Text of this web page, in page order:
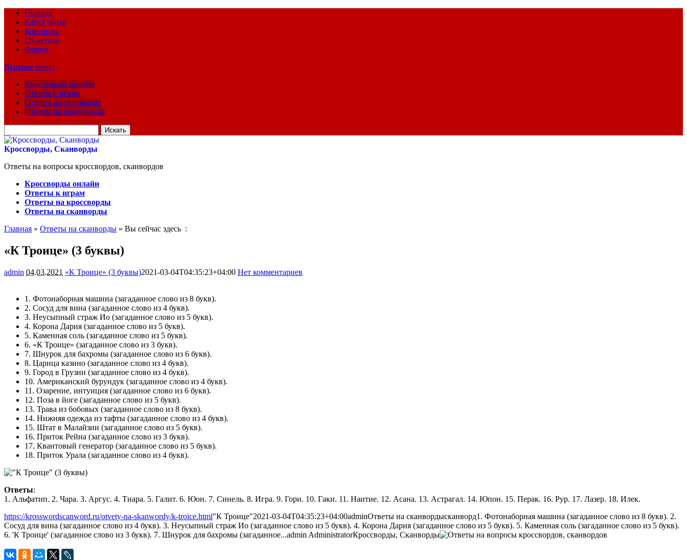
Главная
Карта сайта
Контакты
Об авторе
Форум
Верхнее меню
Кроссворды онлайн
Ответы к играм
Ответы на сканворды
Ответы на кроссворды
для:
Кроссворды, Сканворды
Ответы на вопросы кроссвордов, сканвордов
Кроссворды онлайн
Ответы к играм
Ответы на кроссворды
Ответы на сканворды
Главная » Ответы на сканворды » Вы сейчас здесь :
«К Троице» (3 буквы)
admin 04.03.2021 «К Троице» (3 буквы)2021-03-04T04:35:23+04:00 Нет комментариев
1. Фотонаборная машина (загаданное слово из 8 букв).
2. Сосуд для вина (загаданное слово из 4 букв).
3. Неусыпный страж Ио (загаданное слово из 5 букв).
4. Корона Дария (загаданное слово из 5 букв).
5. Каменная соль (загаданное слово из 5 букв).
6. «К Троице» (загаданное слово из 3 букв).
7. Шнурок для бахромы (загаданное слово из 6 букв).
8. Царица казино (загаданное слово из 4 букв).
9. Город в Грузии (загаданное слово из 4 букв).
10. Американский бурундук (загаданное слово из 4 букв).
11. Озарение, интуиция (загаданное слово из 6 букв).
12. Поза в йоге (загаданное слово из 5 букв).
13. Трава из бобовых (загаданное слово из 8 букв).
14. Нижняя одежда из тафты (загаданное слово из 4 букв).
15. Штат в Малайзии (загаданное слово из 5 букв).
16. Приток Рейна (загаданное слово из 3 букв).
17. Квантовый генератор (загаданное слово из 5 букв).
18. Приток Урала (загаданное слово из 4 букв).
Ответы:
1. Альфатип. 2. Чара. 3. Аргус. 4. Тиара. 5. Галит. 6. Юон. 7. Синель. 8. Игра. 9. Гори. 10. Гаки. 11. Наитие. 12. Асана. 13. Астрагал. 14. Юпон. 15. Перак. 16. Рур. 17. Лазер. 18. Илек.
https://krosswordscanword.ru/otvety-na-skanwordy/k-troice.html"К Троице"2021-03-04T04:35:23+04:00adminОтветы на сканвордысканворд1. Фотонаборная машина (загаданное слово из 8 букв). 2.
Сосуд для вина (загаданное слово из 4 букв). 3. Неусыпный страж Ио (загаданное слово из 5 букв). 4. Корона Дария (загаданное слово из 5 букв). 5. Каменная соль (загаданное слово из 5 букв).
6. 'К Троице' (загаданное слово из 3 букв). 7. Шнурок для бахромы (загаданное...admin AdministratorКроссворды, Сканворды